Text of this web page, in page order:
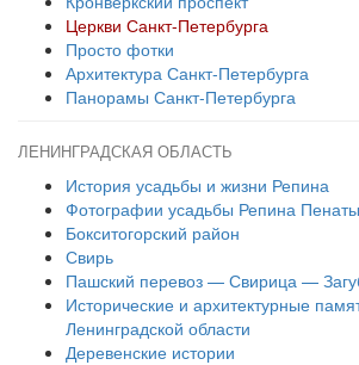
Церкви Санкт-Петербурга
Просто фотки
Архитектура Санкт-Петербурга
Панорамы Санкт-Петербурга
ЛЕНИНГРАДСКАЯ ОБЛАСТЬ
История усадьбы и жизни Репина
Фотографии усадьбы Репина Пенаты
Бокситогорский район
Свирь
Пашский перевоз — Свирица —
Исторические и архитектурные
Ленинградской области
Деревенские истории